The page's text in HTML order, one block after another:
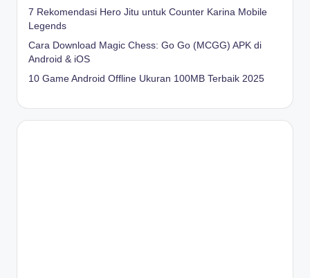
7 Rekomendasi Hero Jitu untuk Counter Karina Mobile
Legends
Cara Download Magic Chess: Go Go (MCGG) APK di
Android & iOS
10 Game Android Offline Ukuran 100MB Terbaik 2025